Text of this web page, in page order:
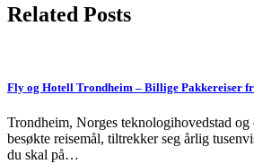
Related Posts
Fly og Hotell Trondheim – Billige Pakkereiser
Trondheim, Norges teknologihovedstad og
besøkte reisemål, tiltrekker seg årlig
du skal på…